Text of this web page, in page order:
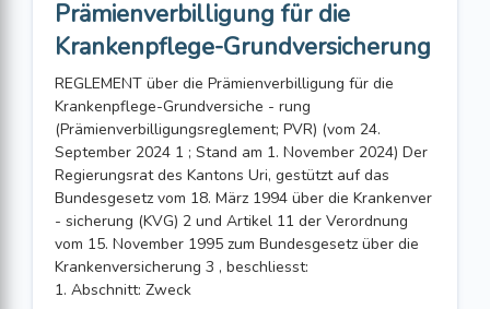
Prämienverbilligung für die
Krankenpflege-Grundversicherung
REGLEMENT über die Prämienverbilligung für die
Krankenpflege-Grundversiche - rung
(Prämienverbilligungsreglement; PVR) (vom 24.
September 2024 1 ; Stand am 1. November 2024) Der
Regierungsrat des Kantons Uri, gestützt auf das
Bundesgesetz vom 18. März 1994 über die Krankenver
- sicherung (KVG) 2 und Artikel 11 der Verordnung
vom 15. November 1995 zum Bundesgesetz über die
Krankenversicherung 3 , beschliesst:
1. Abschnitt: Zweck